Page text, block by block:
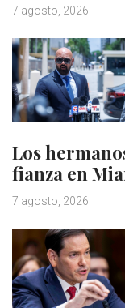
7 agosto, 2026
Los
fianza en
7 agosto, 2026